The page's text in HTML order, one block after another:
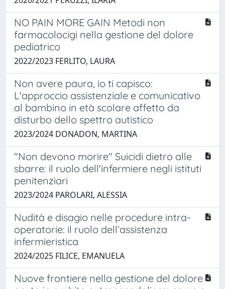
NO PAIN MORE GAIN Metodi non
farmacolocigi nella gestione del dolore
pediatrico
2022/2023 FERLITO, LAURA
Non avere paura, io ti capisco:
L'approccio assistenziale e comunicativo
al bambino in età scolare affetto da
disturbo dello spettro autistico
2023/2024 DONADON, MARTINA
"Non devono morire" Suicidi dietro alle
sbarre: il ruolo dell'infermiere negli istituti
penitenziari
2023/2024 PAROLARI, ALESSIA
Nudità e disagio nelle procedure intra-
operatorie: il ruolo dell’assistenza
infermieristica
2024/2025 FILICE, EMANUELA
Nuove frontiere nella gestione del dolore